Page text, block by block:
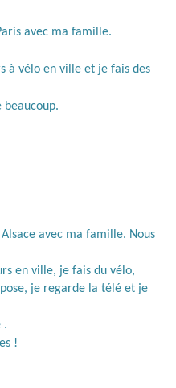
avec ma famille.
à vélo en ville et je fais des
beaucoup.
avec ma famille. Nous
en ville, je fais du vélo,
je regarde la télé et je
.
!